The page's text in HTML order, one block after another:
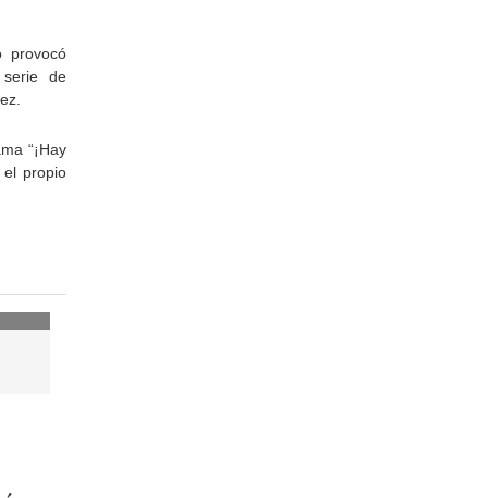
de
“¡Hay
el propio